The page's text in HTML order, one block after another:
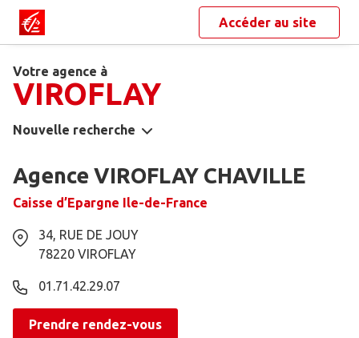
Accéder au site
Votre agence à
VIROFLAY
Nouvelle recherche
Agence VIROFLAY CHAVILLE
Caisse d’Epargne Ile-de-France
34, RUE DE JOUY
78220 VIROFLAY
01.71.42.29.07
Prendre rendez-vous